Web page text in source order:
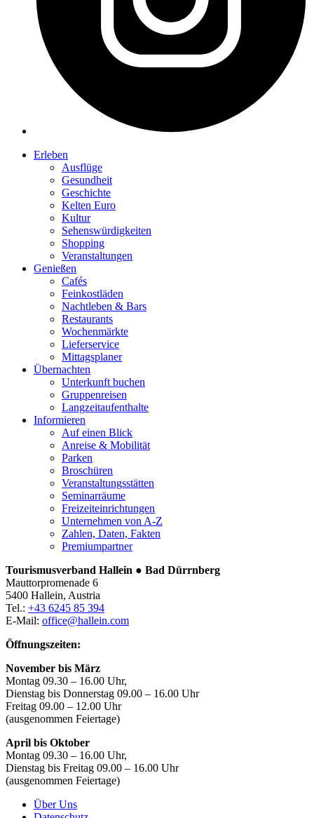
Erleben
Ausflüge
Gesundheit
Geschichte
Kelten Euro
Kultur
Sehenswürdigkeiten
Shopping
Veranstaltungen
Genießen
Cafés
Feinkostläden
Nachtleben & Bars
Restaurants
Wochenmärkte
Lieferservice
Mittagsplaner
Übernachten
Unterkunft buchen
Gruppenreisen
Langzeitaufenthalte
Informieren
Auf einen Blick
Anreise & Mobilität
Parken
Broschüren
Veranstaltungsstätten
Seminarräume
Freizeiteinrichtungen
Unternehmen von A-Z
Zahlen, Daten, Fakten
Premiumpartner
Tourismusverband Hallein ● Bad Dürrnberg
Mauttorpromenade 6
5400 Hallein, Austria
Tel.: +43 6245 85 394
E-Mail: office@hallein.com
Öffnungszeiten:
November bis März
Montag 09.30 – 16.00 Uhr,
Dienstag bis Donnerstag 09.00 – 16.00 Uhr
Freitag 09.00 – 12.00 Uhr
(ausgenommen Feiertage)
April bis Oktober
Montag 09.30 – 16.00 Uhr,
Dienstag bis Freitag 09.00 – 16.00 Uhr
(ausgenommen Feiertage)
Über Uns